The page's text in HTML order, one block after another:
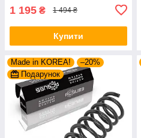
1 195 ₴ 1 494 ₴
Купити
Made in KOREA!
–20%
Подарунок